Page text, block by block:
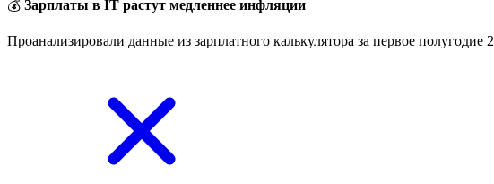
💰 Зарплаты в IT растут медленнее инфляции
Проанализировали данные из зарплатного калькулятора за первое полугодие